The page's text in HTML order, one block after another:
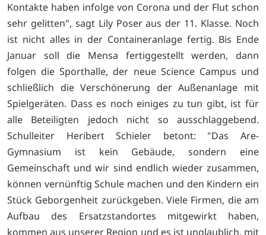
Kontakte haben infolge von Corona und der Flut schon
sehr gelitten", sagt Lily Poser aus der 11. Klasse. Noch
ist nicht alles in der Containeranlage fertig. Bis Ende
Januar soll die Mensa fertiggestellt werden, dann
folgen die Sporthalle, der neue Science Campus und
schließlich die Verschönerung der Außenanlage mit
Spielgeräten. Dass es noch einiges zu tun gibt, ist für
alle Beteiligten jedoch nicht so ausschlaggebend.
Schulleiter Heribert Schieler betont: "Das Are-
Gymnasium ist kein Gebäude, sondern eine
Gemeinschaft und wir sind endlich wieder zusammen,
können vernünftig Schule machen und den Kindern ein
Stück Geborgenheit zurückgeben. Viele Firmen, die am
Aufbau des Ersatzstandortes mitgewirkt haben,
kommen aus unserer Region und es ist unglaublich, mit